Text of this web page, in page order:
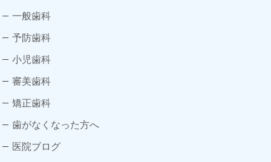
一般歯科
予防歯科
小児歯科
審美歯科
矯正歯科
歯がなくなった方へ
医院ブログ